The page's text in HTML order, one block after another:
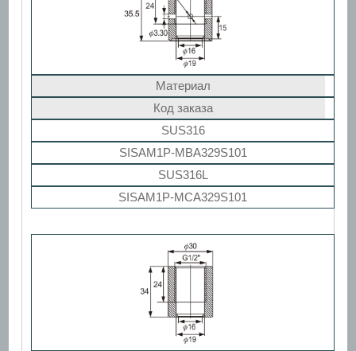
Материал
Код заказа
SUS316
SISAM1P-MBA329S101
SUS316L
SISAM1P-MCA329S101